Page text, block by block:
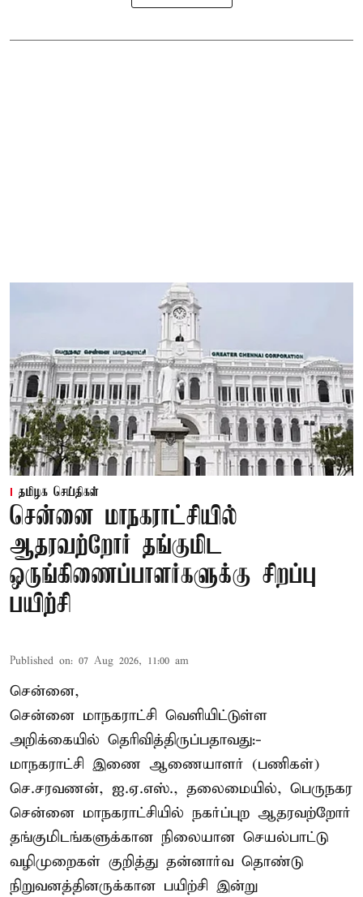
தமிழக செய்திகள்
சென்னை மாநகராட்சியில்
ஆதரவற்றோர் தங்குமிட
ஒருங்கிணைப்பாளர்களுக்கு சிறப்பு
பயிற்சி
Published on: 07 Aug 2026, 11:00 am
சென்னை,
சென்னை மாநகராட்சி வெளியிட்டுள்ள
அறிக்கையில் தெரிவித்திருப்பதாவது:-
மாநகராட்சி இணை ஆணையாளர் (பணிகள்)
செ.சரவணன், ஐ.ஏ.எஸ்., தலைமையில், பெருநகர
சென்னை மாநகராட்சியில் நகர்ப்புற ஆதரவற்றோர்
தங்குமிடங்களுக்கான நிலையான செயல்பாட்டு
வழிமுறைகள் குறித்து தன்னார்வ தொண்டு
நிறுவனத்தினருக்கான பயிற்சி இன்று